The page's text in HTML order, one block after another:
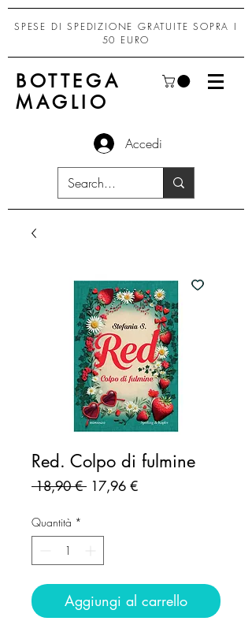
SPESE DI SPEDIZIONE GRATUITE SOPRA I
50 EURO
BOTTEGA
MAGLIO
Accedi
Red. Colpo di fulmine
18,90 € Prezzo
17,96 €Prezzo
Quantità *
Aggiungi al carrello